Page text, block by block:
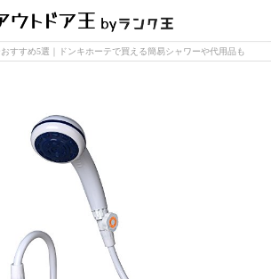
すすめ5選｜ドンキホーテで買える簡易シャワーや代用品も